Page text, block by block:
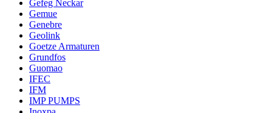
Gefeg Neckar
Gemue
Genebre
Geolink
Goetze Armaturen
Grundfos
Guomao
IFEC
IFM
IMP PUMPS